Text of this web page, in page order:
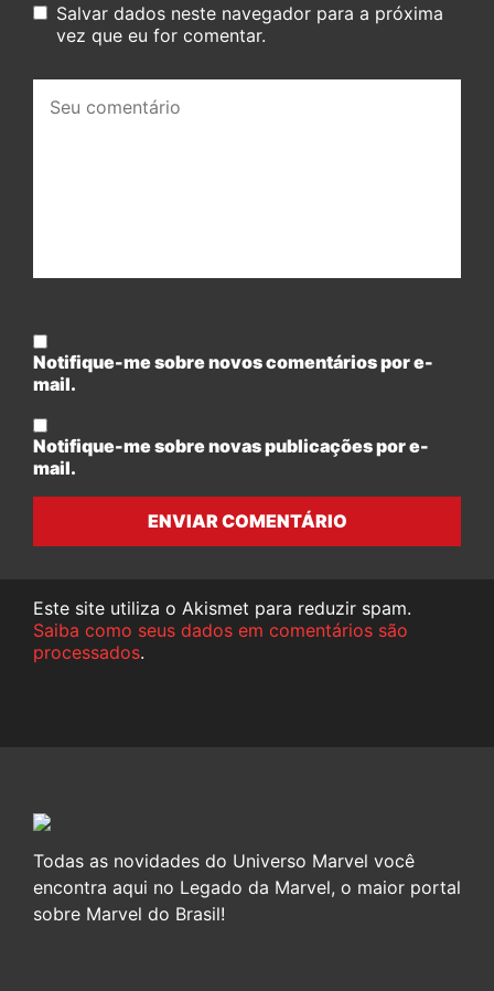
Salvar dados neste navegador para a próxima
vez que eu for comentar.
comentário:
Notifique-me sobre novos comentários por e-
mail.
Notifique-me sobre novas publicações por e-
mail.
ENVIAR COMENTÁRIO
Este site utiliza o Akismet para reduzir spam.
Saiba como seus dados em comentários são
processados.
Todas as novidades do Universo Marvel você
encontra aqui no Legado da Marvel, o maior portal
sobre Marvel do Brasil!